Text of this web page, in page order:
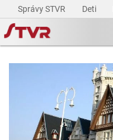
Správy STVR Deti